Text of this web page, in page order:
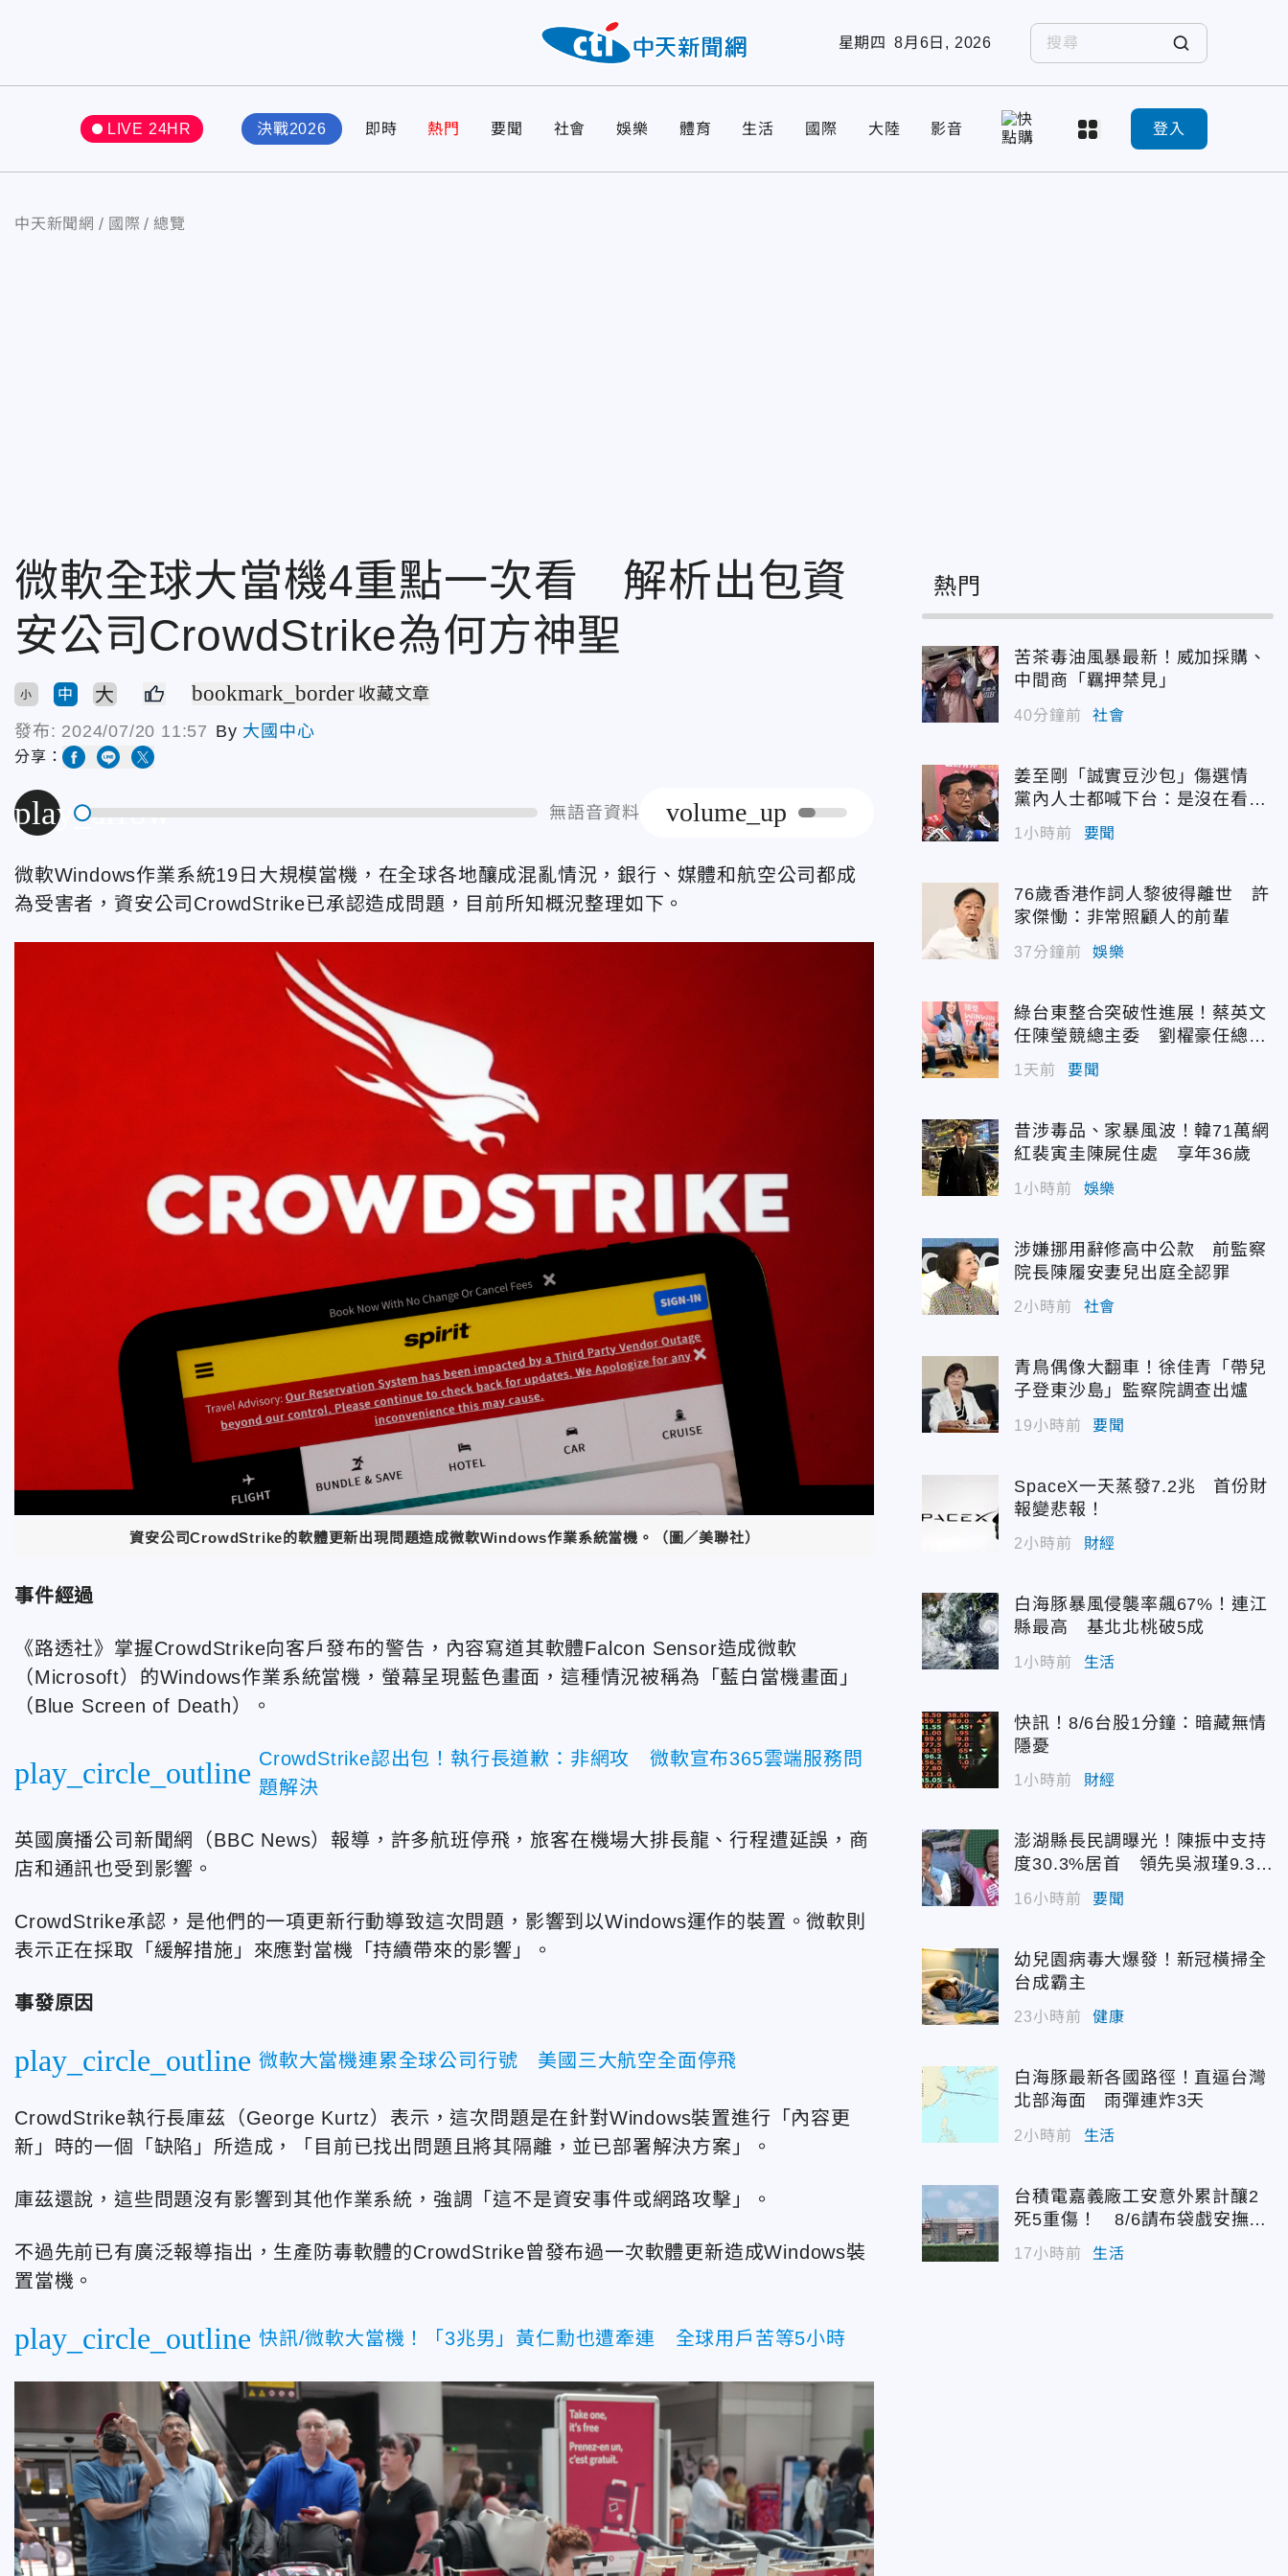
星期四 8月6日, 2026
LIVE 24HR 決戰2026 即時 熱門 要聞 社會 娛樂 體育 生活 國際 大陸 影音 登入
中天新聞網 國際 總覽
微軟全球大當機4重點一次看 解析出包資
安公司CrowdStrike為何方神聖
小 中 大 bookmark_border 收藏文章
發布: 2024/07/20 11:57 By 大國中心
分享：
play_arrow 無語音資料 volume_up
微軟Windows作業系統19日大規模當機，在全球各地釀成混亂情況，銀行、媒體和航空公司都成
為受害者，資安公司CrowdStrike已承認造成問題，目前所知概況整理如下。
資安公司CrowdStrike的軟體更新出現問題造成微軟Windows作業系統當機。（圖／美聯社）
事件經過
《路透社》掌握CrowdStrike向客戶發布的警告，內容寫道其軟體Falcon Sensor造成微軟
（Microsoft）的Windows作業系統當機，螢幕呈現藍色畫面，這種情況被稱為「藍白當機畫面」
（Blue Screen of Death）。
play_circle_outline CrowdStrike認出包！執行長道歉：非網攻 微軟宣布365雲端服務問
題解決
英國廣播公司新聞網（BBC News）報導，許多航班停飛，旅客在機場大排長龍、行程遭延誤，商
店和通訊也受到影響。
CrowdStrike承認，是他們的一項更新行動導致這次問題，影響到以Windows運作的裝置。微軟則
表示正在採取「緩解措施」來應對當機「持續帶來的影響」。
事發原因
play_circle_outline 微軟大當機連累全球公司行號 美國三大航空全面停飛
CrowdStrike執行長庫茲（George Kurtz）表示，這次問題是在針對Windows裝置進行「內容更
新」時的一個「缺陷」所造成，「目前已找出問題且將其隔離，並已部署解決方案」。
庫茲還說，這些問題沒有影響到其他作業系統，強調「這不是資安事件或網路攻擊」。
不過先前已有廣泛報導指出，生產防毒軟體的CrowdStrike曾發布過一次軟體更新造成Windows裝
置當機。
play_circle_outline 快訊/微軟大當機！「3兆男」黃仁勳也遭牽連 全球用戶苦等5小時
熱門
苦茶毒油風暴最新！威加採購、
中間商「羈押禁見」
40分鐘前 社會
姜至剛「誠實豆沙包」傷選情
黨內人士都喊下台：是沒在看輿
情嗎？
1小時前 要聞
76歲香港作詞人黎彼得離世 許
家傑慟：非常照顧人的前輩
37分鐘前 娛樂
綠台東整合突破性進展！蔡英文
任陳瑩競總主委 劉櫂豪任總幹
1天前 要聞
昔涉毒品、家暴風波！韓71萬網
紅裴寅圭陳屍住處 享年36歲
1小時前 娛樂
涉嫌挪用辭修高中公款 前監察
院長陳履安妻兒出庭全認罪
2小時前 社會
青鳥偶像大翻車！徐佳青「帶兒
子登東沙島」監察院調查出爐
19小時前 要聞
SpaceX一天蒸發7.2兆 首份財
報變悲報！
2小時前 財經
白海豚暴風侵襲率飆67%！連江
縣最高 基北北桃破5成
1小時前 生活
快訊！8/6台股1分鐘：暗藏無情
隱憂
1小時前 財經
澎湖縣長民調曝光！陳振中支持
度30.3%居首 領先吳淑瑾9.3個
百分點
16小時前 要聞
幼兒園病毒大爆發！新冠橫掃全
台成霸主
23小時前 健康
白海豚最新各國路徑！直逼台灣
北部海面 雨彈連炸3天
2小時前 生活
台積電嘉義廠工安意外累計釀2
死5重傷！ 8/6請布袋戲安撫好
兄弟
17小時前 生活